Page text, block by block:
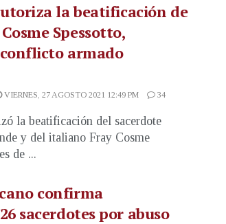
la beatificación de
Spessotto,
armado
VIERNES, 27 AGOSTO 2021 12:49 PM 34
la beatificación del sacerdote
y del italiano Fray Cosme
de ...
confirma
sacerdotes por abuso